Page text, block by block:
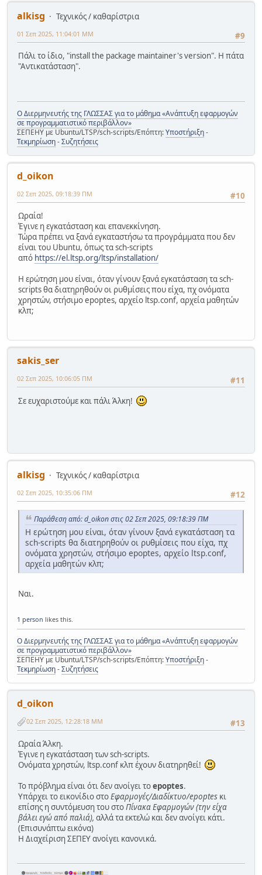
alkisg
Τεχνικός / καθαρίστρια
#9
01 Σεπ 2025, 11:04:01 ΜΜ
Πάλι το ίδιο, "install the package maintainer's version". Η πάτα
"Αντικατάσταση".
Ο Διερμηνευτής της ΓΛΩΣΣΑΣ για το μάθημα «Ανάπτυξη εφαρμογών
σε προγραμματιστικό περιβάλλον»
ΣΕΠΕΗΥ με Ubuntu/LTSP/sch-scripts/Επόπτη:Υποστήριξη-
Τεκμηρίωση-Συζητήσεις
d_oikon
#10
02 Σεπ 2025, 09:18:39 ΠΜ
Ωραία!
Έγινε η εγκατάσταση και επανεκκίνηση.
Τώρα πρέπει να ξανά εγκαταστήσω τα προγράμματα που δεν
είναι του Ubuntu, όπως τα sch-scripts
από https://el.ltsp.org/ltsp/installation/
Η ερώτηση μου είναι, όταν γίνουν ξανά εγκατάσταση τα sch-
scripts θα διατηρηθούν οι ρυθμίσεις που είχα, πχ ονόματα
χρηστών, στήσιμο epoptes, αρχείο ltsp.conf, αρχεία μαθητών
κλπ;
sakis_ser
#11
02 Σεπ 2025, 10:06:05 ΠΜ
Σε ευχαριστούμε και πάλι Άλκη!
alkisg
Τεχνικός / καθαρίστρια
#12
02 Σεπ 2025, 10:35:06 ΠΜ
Παράθεση από: d_oikon στις 02 Σεπ 2025, 09:18:39 ΠΜ
Η ερώτηση μου είναι, όταν γίνουν ξανά εγκατάσταση τα
sch-scripts θα διατηρηθούν οι ρυθμίσεις που είχα, πχ
ονόματα χρηστών, στήσιμο epoptes, αρχείο ltsp.conf,
αρχεία μαθητών κλπ;
Ναι.
1 person likes this.
Ο Διερμηνευτής της ΓΛΩΣΣΑΣ για το μάθημα «Ανάπτυξη εφαρμογών
σε προγραμματιστικό περιβάλλον»
ΣΕΠΕΗΥ με Ubuntu/LTSP/sch-scripts/Επόπτη:Υποστήριξη-
Τεκμηρίωση-Συζητήσεις
d_oikon
#13
02 Σεπ 2025, 12:28:18 ΜΜ
Ωραία Άλκη.
Έγινε η εγκατάσταση των sch-scripts.
Ονόματα χρηστών, ltsp.conf κλπ έχουν διατηρηθεί!
Το πρόβλημα είναι ότι δεν ανοίγει τοepoptes.
Υπάρχει το εικονίδιο στοΕφαρμογές/Διαδίκτυο/epoptes κι
επίσης η συντόμευση του στοΠίνακα Εφαρμογών (την είχα
βάλει εγώ από παλιά), αλλά τα εκτελώ και δεν ανοίγει κάτι.
(Επισυνάπτω εικόνα)
Η Διαχείριση ΣΕΠΕΥ ανοίγει κανονικά.